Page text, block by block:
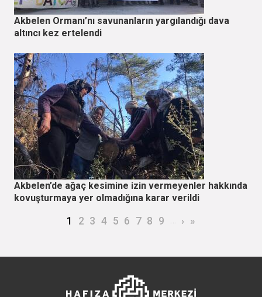
Akbelen Ormanı’nı savunanların yargılandığı dava
altıncı kez ertelendi
Akbelen’de ağaç kesimine izin vermeyenler hakkında
kovuşturmaya yer olmadığına karar verildi
Şu an kullanılan sayfa
1 Page
2 Page
3 Page
4 Page
5 Page
6 Page
7 Page
8 Page
9 … Sonraki sayfa
› Son sayfa
»